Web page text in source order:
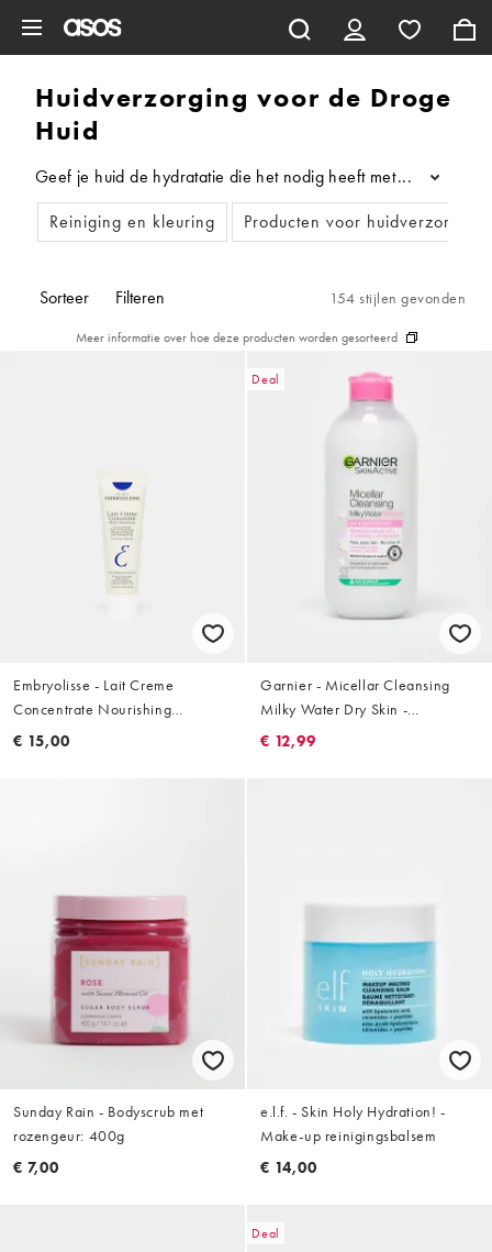
Huidverzorging voor de Droge
Huid
Geef je huid de hydratatie die het nodig heeft met onze
...
Reiniging en kleuring
Producten voor huidverzorging
Sorteer Filteren 154 stijlen gevonden
Meer informatie over hoe deze producten worden gesorteerd
Embryolisse - Lait Creme
Concentrate Nourishing
Moisturiser - Voedende
€ 15,00
Deal
Garnier - Micellar Cleansing
Milky Water Dry Skin -
Gezichtsreiniger 400 ml
€ 12,99
Sunday Rain - Bodyscrub met
rozengeur: 400g
€ 7,00
e.l.f. - Skin Holy Hydration! -
Make-up reinigingsbalsem
€ 14,00
Deal